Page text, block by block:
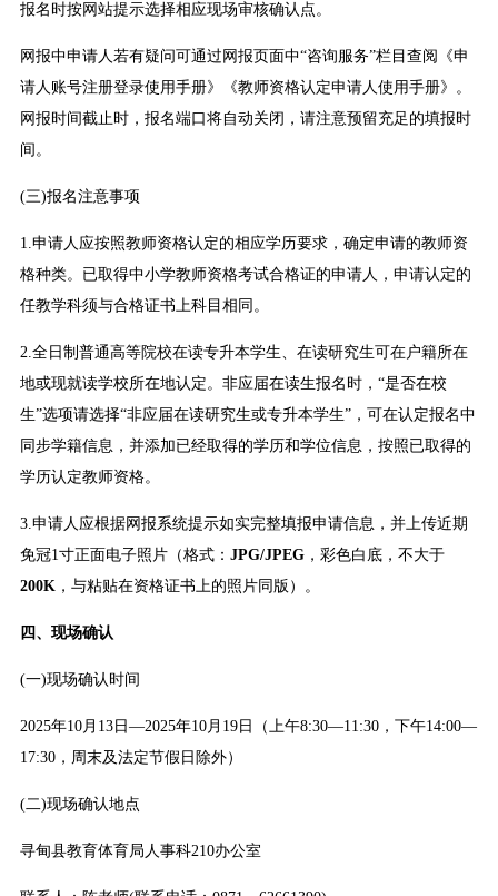
报名时按网站提示选择相应现场审核确认点。
网报中申请人若有疑问可通过网报页面中“咨询服务”栏目查阅《申
请人账号注册登录使用手册》《教师资格认定申请人使用手册》。
网报时间截止时，报名端口将自动关闭，请注意预留充足的填报时
间。
(三)报名注意事项
1.申请人应按照教师资格认定的相应学历要求，确定申请的教师资
格种类。已取得中小学教师资格考试合格证的申请人，申请认定的
任教学科须与合格证书上科目相同。
2.全日制普通高等院校在读专升本学生、在读研究生可在户籍所在
地或现就读学校所在地认定。非应届在读生报名时，“是否在校
生”选项请选择“非应届在读研究生或专升本学生”，可在认定报名中
同步学籍信息，并添加已经取得的学历和学位信息，按照已取得的
学历认定教师资格。
3.申请人应根据网报系统提示如实完整填报申请信息，并上传近期
免冠1寸正面电子照片（格式： JPG/JPEG，彩色白底，不大于
200K，与粘贴在资格证书上的照片同版）。
四、现场确认
(一)现场确认时间
2025年10月13日—2025年10月19日（上午8:30—11:30，下午14:00—
17:30，周末及法定节假日除外）
(二)现场确认地点
寻甸县教育体育局人事科210办公室